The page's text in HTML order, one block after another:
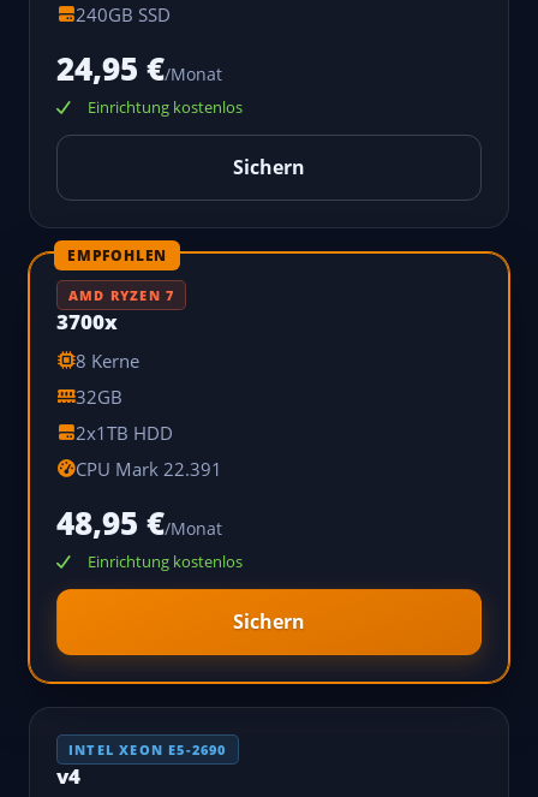
240GB SSD
24,95 €/Monat
Einrichtung kostenlos
Sichern
EMPFOHLEN
AMD RYZEN 7
3700x
8 Kerne
32GB
2x1TB HDD
CPU Mark 22.391
48,95 €/Monat
Einrichtung kostenlos
Sichern
INTEL XEON E5-2690
v4